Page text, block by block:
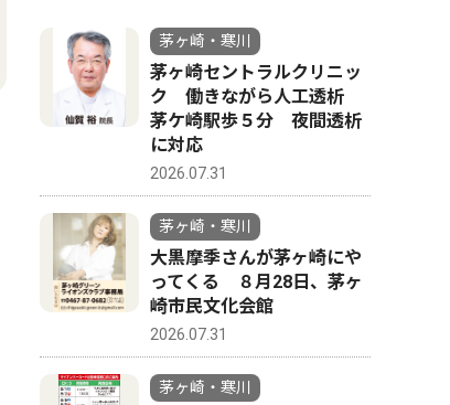
茅ヶ崎・寒川
茅ヶ崎セントラルクリニッ
ク 働きながら人工透析
茅ケ崎駅歩５分 夜間透析
に対応
2026.07.31
茅ヶ崎・寒川
大黒摩季さんが茅ヶ崎にや
ってくる ８月28日、茅ヶ
崎市民文化会館
2026.07.31
茅ヶ崎・寒川